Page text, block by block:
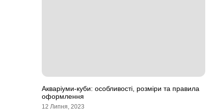
Акваріуми-куби: особливості, розміри та правила
оформлення
12 Липня, 2023